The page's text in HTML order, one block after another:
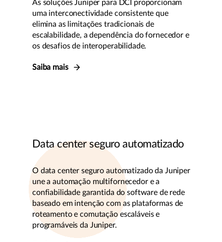
As soluções Juniper para DCI proporcionam
uma interconectividade consistente que
elimina as limitações tradicionais de
escalabilidade, a dependência do fornecedor e
os desafios de interoperabilidade.
Saiba mais
Data center seguro automatizado
O data center seguro automatizado da Juniper
une a automação multifornecedor e a
confiabilidade garantida do software de rede
baseado em intenção com as plataformas de
roteamento e comutação escaláveis e
programáveis da Juniper.